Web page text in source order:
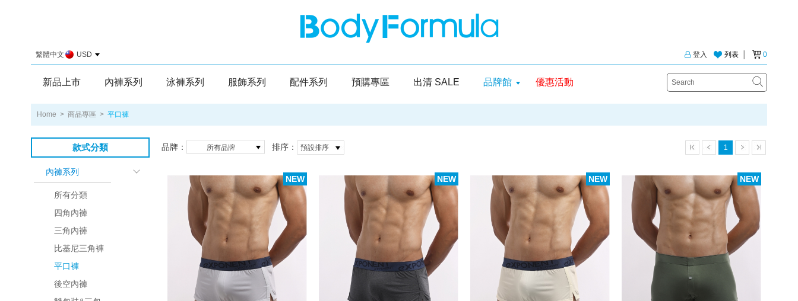
繁體中文 USD 列表 0
登入
新品上市 內褲系列 泳褲系列 服飾系列 配件系列 預購專區 出清 SALE 品牌館 優惠活動
Home > 商品專區 > 平口褲
款式分類
內褲系列
所有分類
四角內褲
三角內褲
比基尼三角褲
平口褲
後空內褲
品牌： 所有品牌 排序： 預設排序 1
NEW NEW NEW NEW